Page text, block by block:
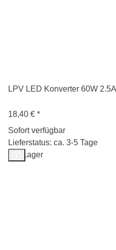
LPV LED Konverter 60W
18,40 € *
Sofort verfügbar
Lieferstatus: ca. 3-5 Tage
Auf Lager